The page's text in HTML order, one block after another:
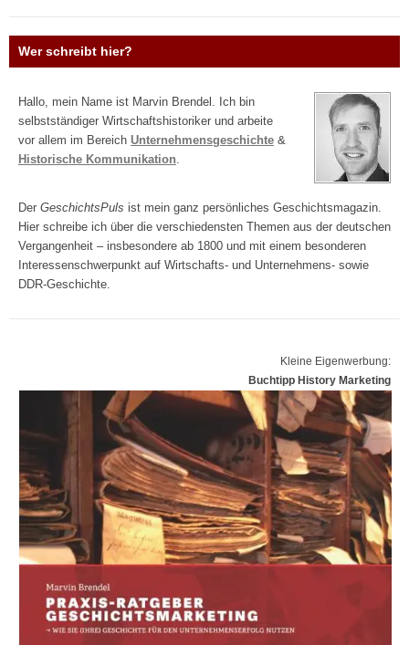
Wer schreibt hier?
Hallo, mein Name ist Marvin Brendel. Ich bin
selbstständiger Wirtschaftshistoriker und arbeite
vor allem im Bereich Unternehmensgeschichte &
Historische Kommunikation
Der GeschichtsPuls ist mein ganz persönliches Geschichtsmagazin.
Hier schreibe ich über die verschiedensten Themen aus der deutschen
Vergangenheit – insbesondere ab 1800 und mit einem besonderen
Interessenschwerpunkt auf Wirtschafts- und Unternehmens- sowie
DDR-Geschichte.
Kleine Eigenwerbung:
Buchtipp History Marketing